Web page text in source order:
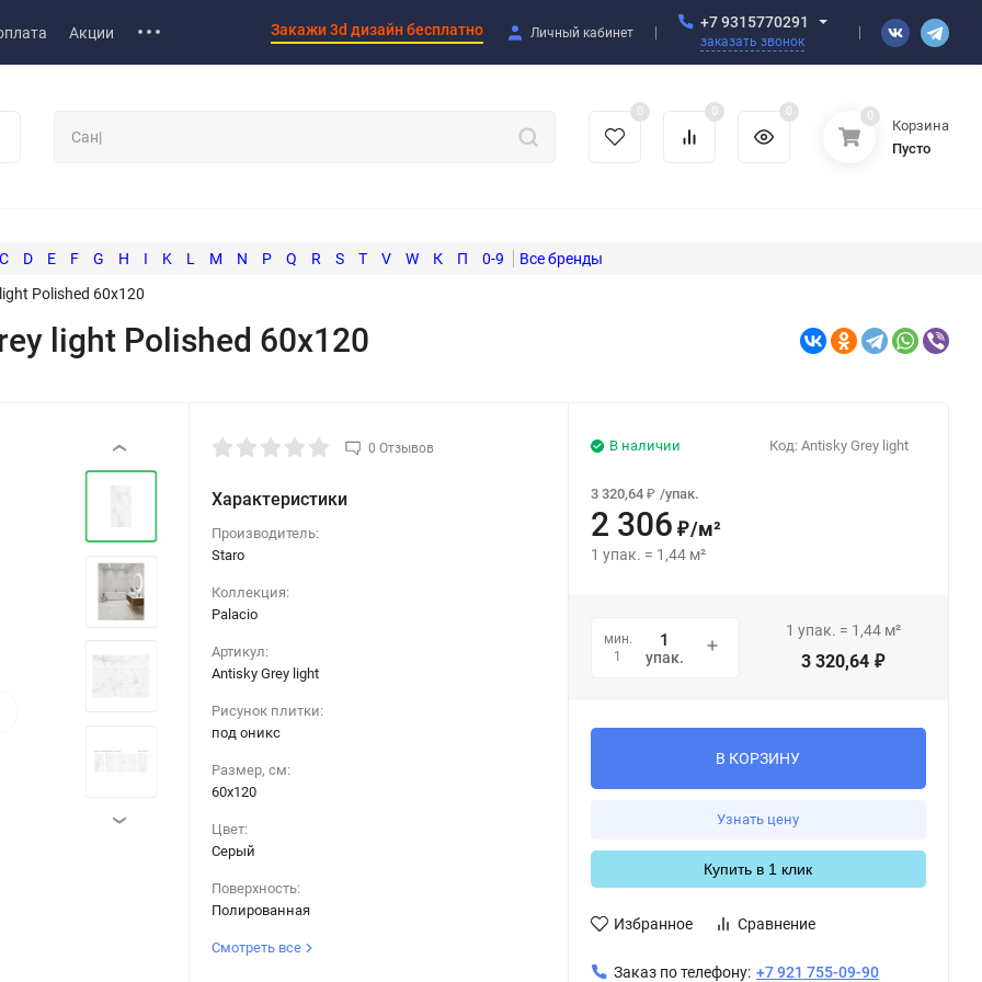
Акции Закажи 3d дизайн бесплатно Личный кабинет
+7 9315770291
заказать звонок
0 0 0 0
Корзина
Пусто
C D E F G H I K L M N P Q R S T V W К П
0-9
Polished 60x120
light Polished 60x120
‹
›
0 Отзывов
Характеристики
Производитель:
Staro
Коллекция:
Palacio
Артикул:
Antisky Grey light
Рисунок плитки:
под оникс
Размер, см:
60х120
Цвет:
Серый
Поверхность:
Полированная
Смотреть все
Код: Antisky Grey light
В наличии
3 320,64 ₽ /упак.
2 306 ₽/м²
1 упак. = 1,44 м²
мин.
1
упак.
1 упак. = 1,44 м²
3 320,64 ₽
В КОРЗИНУ
Узнать цену
Купить в 1 клик
Избранное Сравнение
Заказ по телефону: +7 921 755-09-90